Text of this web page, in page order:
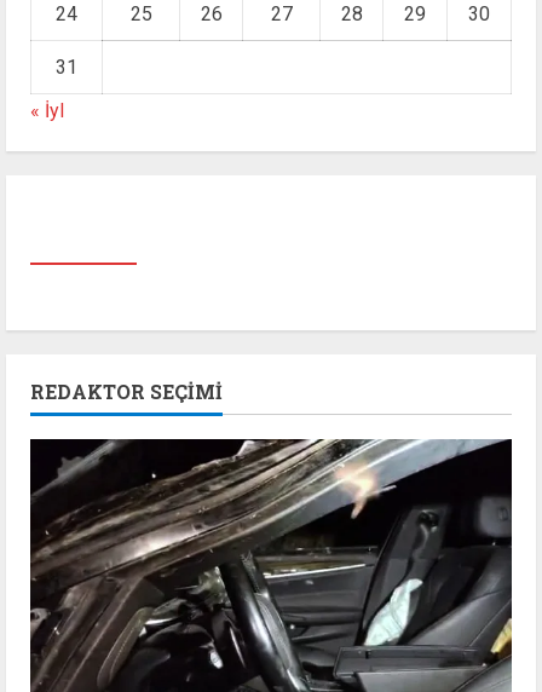
24 25 26 27 28 29 30
31
« İyl
REDAKTOR SEÇIMI